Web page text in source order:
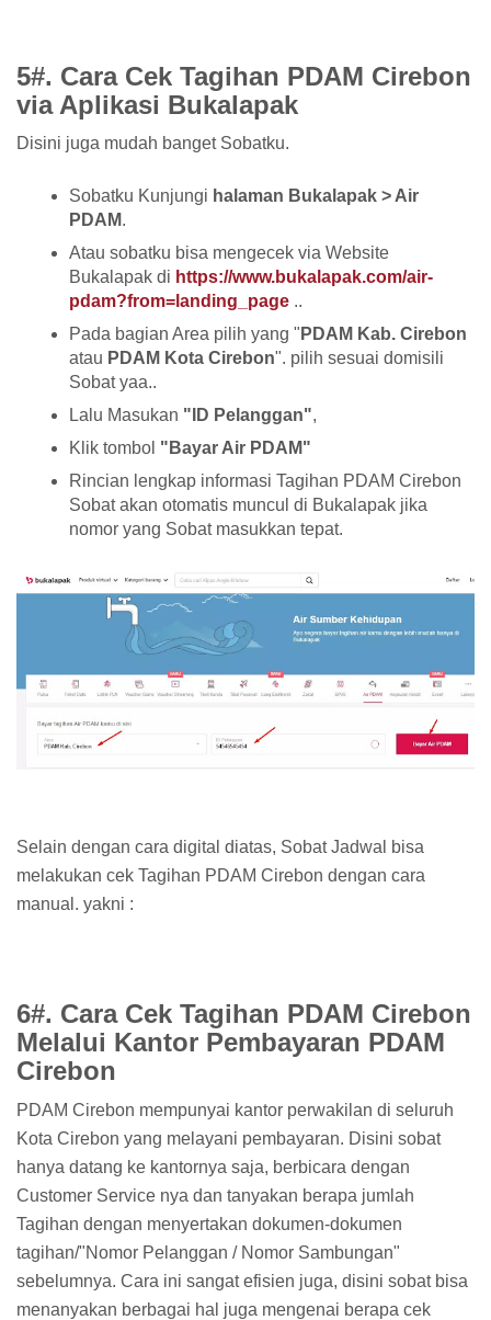
5#. Cara Cek Tagihan PDAM Cirebon
via Aplikasi Bukalapak
Disini juga mudah banget Sobatku.
Sobatku Kunjungi halaman Bukalapak > Air
PDAM.
Atau sobatku bisa mengecek via Website
Bukalapak di https://www.bukalapak.com/air-
pdam?from=landing_page ..
Pada bagian Area pilih yang " PDAM Kab. Cirebon
atau PDAM Kota Cirebon". pilih sesuai domisili
Sobat yaa..
Lalu Masukan "ID Pelanggan",
Klik tombol "Bayar Air PDAM"
Rincian lengkap informasi Tagihan PDAM Cirebon
Sobat akan otomatis muncul di Bukalapak jika
nomor yang Sobat masukkan tepat.
Selain dengan cara digital diatas, Sobat Jadwal bisa
melakukan cek Tagihan PDAM Cirebon dengan cara
manual. yakni :
6#. Cara Cek Tagihan PDAM Cirebon
Melalui Kantor Pembayaran PDAM
Cirebon
PDAM Cirebon mempunyai kantor perwakilan di seluruh
Kota Cirebon yang melayani pembayaran. Disini sobat
hanya datang ke kantornya saja, berbicara dengan
Customer Service nya dan tanyakan berapa jumlah
Tagihan dengan menyertakan dokumen-dokumen
tagihan/"Nomor Pelanggan / Nomor Sambungan"
sebelumnya. Cara ini sangat efisien juga, disini sobat bisa
menanyakan berbagai hal juga mengenai berapa cek